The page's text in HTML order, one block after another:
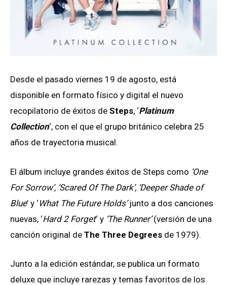
Desde el pasado viernes 19 de agosto, está
disponible en formato físico y digital el nuevo
recopilatorio de éxitos de Steps, ‘Platinum
Collection‘, con el que el grupo británico celebra 25
años de trayectoria musical.
El álbum incluye grandes éxitos de Steps como ‘One
For Sorrow’, ‘Scared Of The Dark’, ‘Deeper Shade of
Blue’ y ‘What The Future Holds’junto a dos canciones
nuevas, ‘Hard 2 Forget‘ y ‘The Runner’(versión de una
canción original de The Three Degrees de 1979).
Junto a la edición estándar, se publica un formato
deluxe que incluye rarezas y temas favoritos de los